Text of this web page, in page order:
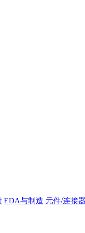
EDA与制造 元件/连接